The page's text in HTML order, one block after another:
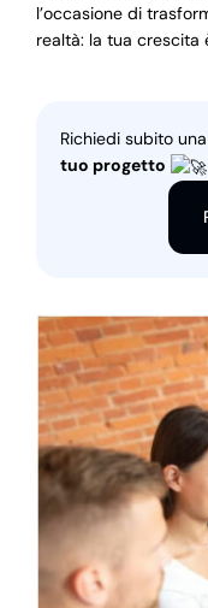
l’occasione di
realtà: la tua crescita
Richiedi subito
tuo progetto